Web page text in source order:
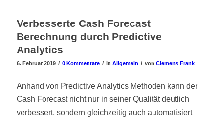
Verbesserte Cash Forecast
Berechnung durch Predictive
Analytics
6. Februar 2019 / 0 Kommentare / in Allgemein / von Clemens Frank
Anhand von Predictive Analytics Methoden kann der
Cash Forecast nicht nur in seiner Qualität deutlich
verbessert, sondern gleichzeitig auch automatisiert